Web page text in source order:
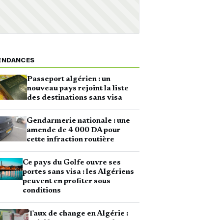
Passeport algérien : un
nouveau pays rejoint la liste
des destinations sans visa
Gendarmerie nationale : une
amende de 4 000 DA pour
cette infraction routière
Ce pays du Golfe ouvre ses
portes sans visa : les Algériens
peuvent en profiter sous
conditions
Taux de change en Algérie :